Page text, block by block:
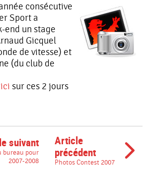
consécutive
Sport a
end un stage
Gicquel
de vitesse) et
(du club de
sur ces 2 jours
suivant
bureau pour
2007-2008
Article
précédent
Photos Contest 2007